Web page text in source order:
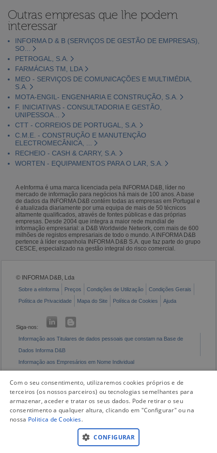
Outras empresas que lhe podem
interessar
INFORMA D & B (SERVIÇOS DE GESTÃO DE EMPRESAS),
SO...
PETROGAL, S.A.
FARMÁCIAS TM, LDA
MEO - SERVIÇOS DE COMUNICAÇÕES E MULTIMÉDIA,
S.A.
MOTA-ENGIL- ENGENHARIA E CONSTRUÇÃO, S.A.
F. INICIATIVAS - CONSULTADORIA E GESTÃO,
UNIPESSOA...
CTT - CORREIOS DE PORTUGAL, S.A.
C.M.E. - CONSTRUÇÃO E MANUTENÇÃO
ELECTROMECÂNICA, ...
RECHEIO - CASH & CARRY, S.A.
WORTEN - EQUIPAMENTOS PARA O LAR, S.A.
A eInforma é uma marca licenciada pela INFORMA D&B, líder no
mercado de informação para negócios há mais de 100 anos. A base
de dados da INFORMA D&B contém todas as empresas em Portugal e
é atualizada diariamente por uma equipa de mais de 50 técnicos
altamente qualificados, através de fontes públicas e das próprias
empresas. Desde 2004 que integra a maior rede mundial de
informação empresarial: a D&B Worldwide Network, com mais de 600
milhões de registos empresariais de todo o mundo. A INFORMA D&B
pertence à líder espanhola INFORMA D&B S.A. que faz parte do grupo
CESCE, especializado na gestão integral do risco comercial.
© INFORMA D&B, Lda
Sobre a eInforma Preços Condições de Utilização
Condições Gerais
Política de Privacidade
Mapa do Site Política de Cookies Ajuda
Siga-nos:
Informação aos Titulares de dados pessoais que constam na Base de
Dados Informa D&B
Informação aos Empresários em Nome Individual
Com o seu consentimento, utilizaremos cookies próprios e de
terceiros (os nossos parceiros) ou tecnologias semelhantes para
armazenar, aceder e tratar os seus dados. Pode retirar o seu
consentimento a qualquer altura, clicando em "Configurar" ou na
nossa Politica de Cookies.
CONFIGURAR